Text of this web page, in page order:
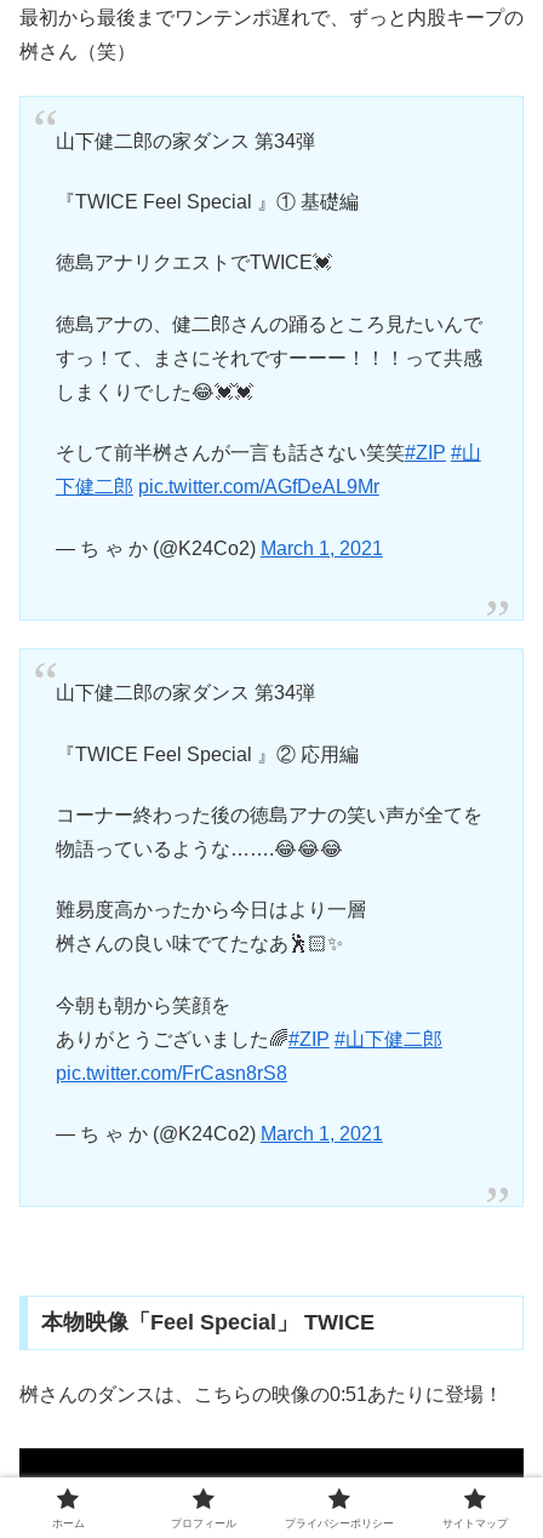
最初から最後までワンテンポ遅れで、ずっと内股キープの
桝さん（笑）
山下健二郎の家ダンス 第34弾
『TWICE Feel Special 』① 基礎編
徳島アナリクエストでTWICE💓
徳島アナの、健二郎さんの踊るところ見たいんで
すっ！て、まさにそれですーーー！！！って共感
しまくりでした😂💓💓
そして前半桝さんが一言も話さない笑笑#ZIP #山
下健二郎 pic.twitter.com/AGfDeAL9Mr
— ち ゃ か (@K24Co2) March 1, 2021
山下健二郎の家ダンス 第34弾
『TWICE Feel Special 』② 応用編
コーナー終わった後の徳島アナの笑い声が全てを
物語っているような…….😂😂😂
難易度高かったから今日はより一層
桝さんの良い味でてたなあ🕺🏻✨
今朝も朝から笑顔を
ありがとうございました🌈#ZIP #山下健二郎
pic.twitter.com/FrCasn8rS8
— ち ゃ か (@K24Co2) March 1, 2021
本物映像「Feel Special」 TWICE
桝さんのダンスは、こちらの映像の0:51あたりに登場！
ホーム プロフィール プライバシーポリシー サイトマップ